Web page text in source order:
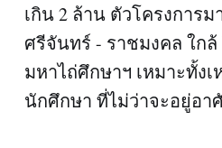
เกิน 2 ล้าน ตัวโครงการ
ศรีจันทร์ - ราชมงคล ใก
มหาไถ่ศึกษาฯ เหมาะทั้ง
นักศึกษา ที่ไม่ว่าจะอยู่อา